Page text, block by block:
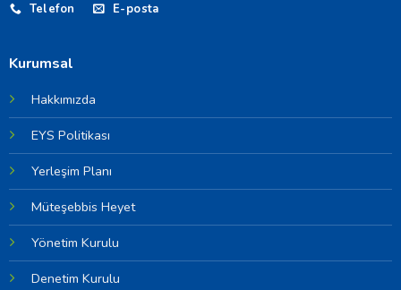
Telefon E-posta
Kurumsal
Hakkımızda
EYS Politikası
Yerleşim Planı
Müteşebbis Heyet
Yönetim Kurulu
Denetim Kurulu